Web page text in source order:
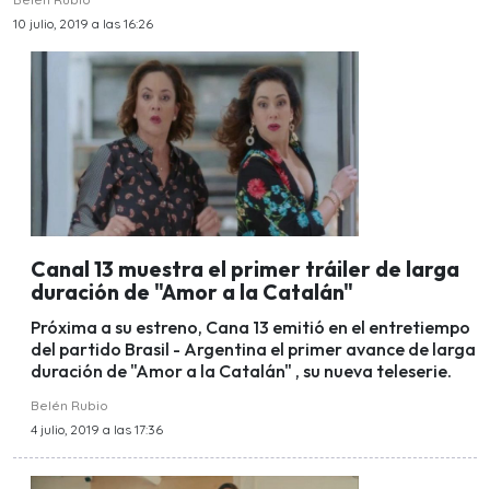
10 julio, 2019 a las 16:26
Canal 13 muestra el primer tráiler de larga
duración de "Amor a la Catalán"
Próxima a su estreno, Cana 13 emitió en el entretiempo
del partido Brasil - Argentina el primer avance de larga
duración de "Amor a la Catalán" , su nueva teleserie.
Belén Rubio
4 julio, 2019 a las 17:36